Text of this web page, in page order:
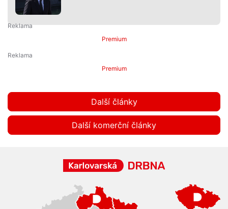
Premium
Premium
Další články
Další komerční články